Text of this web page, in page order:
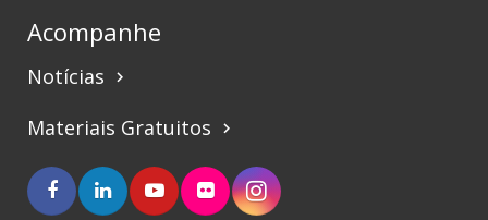
Acompanhe
Notícias keyboard_arrow_right
Materiais Gratuitos keyboard_arrow_right